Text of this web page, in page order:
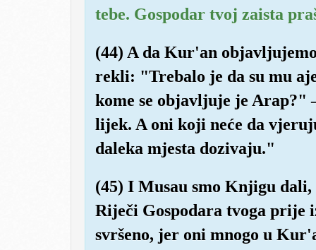
tebe. Gospodar tvoj zaista
(44) A da Kur'an
rekli: "Trebalo je da su mu
kome se objavljuje je
lijek. A oni koji neće da
daleka mjesta dozivaju."
(45) I Musau smo Knjigu
Riječi Gospodara tvoga prije
svršeno, jer oni mnogo u